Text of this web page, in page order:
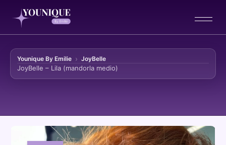
Younique By Emilie JoyBelle
JoyBelle – Lila (mandorla medio)
Vai al contenuto